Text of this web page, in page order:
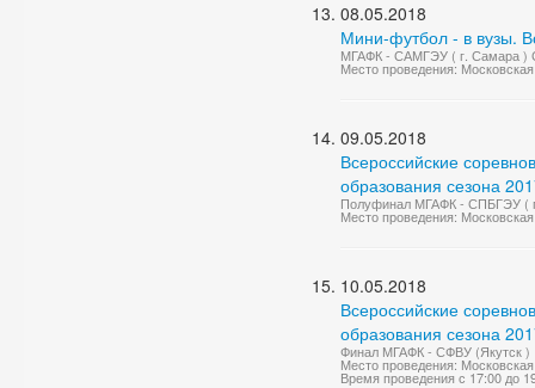
08.05.2018
Мини-футбол - в вузы.
МГАФК - САМГЭУ ( г. Самара )
Место проведения:
09.05.2018
Всероссийские
образования сезона
Полуфинал МГАФК - СПБГЭУ (
Место проведения:
10.05.2018
Всероссийские
образования сезона
Финал МГАФК - СФВУ (Якутск )
Место проведения:
Время проведения с 17:00 до